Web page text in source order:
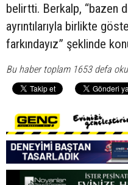
belirtti. Berkalp, “bazen
ayrıntılarıyla birlikte
farkındayız” şeklinde
Bu haber toplam 1653 defa